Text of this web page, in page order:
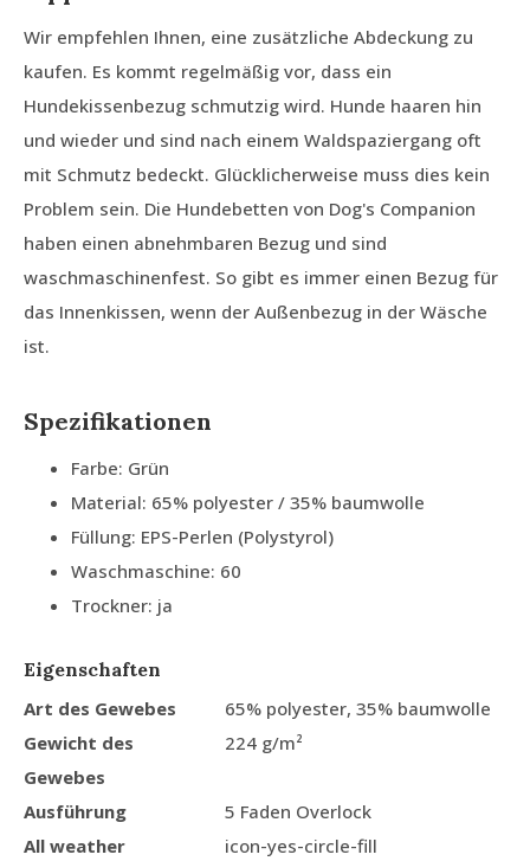
Wir empfehlen Ihnen, eine zusätzliche Abdeckung zu
kaufen. Es kommt regelmäßig vor, dass ein
Hundekissenbezug schmutzig wird. Hunde haaren hin
und wieder und sind nach einem Waldspaziergang oft
mit Schmutz bedeckt. Glücklicherweise muss dies kein
Problem sein. Die Hundebetten von Dog's Companion
haben einen abnehmbaren Bezug und sind
waschmaschinenfest. So gibt es immer einen Bezug für
das Innenkissen, wenn der Außenbezug in der Wäsche
ist.
Spezifikationen
Farbe: Grün
Material: 65% polyester / 35% baumwolle
Füllung: EPS-Perlen (Polystyrol)
Waschmaschine: 60
Trockner: ja
Eigenschaften
Art des Gewebes
65% polyester, 35% baumwolle
Gewicht des
Gewebes
224 g/m²
Ausführung
5 Faden Overlock
All weather
icon-yes-circle-fill